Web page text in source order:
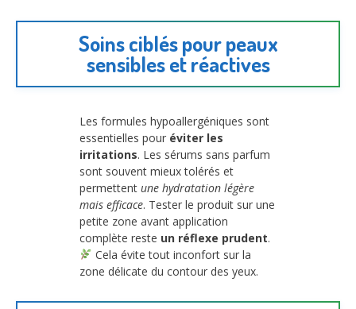
Soins ciblés pour peaux
sensibles et réactives
Les formules hypoallergéniques sont
essentielles pour éviter les
irritations. Les sérums sans parfum
sont souvent mieux tolérés et
permettent une hydratation légère
mais efficace. Tester le produit sur une
petite zone avant application
complète reste un réflexe prudent.
Cela évite tout inconfort sur la
zone délicate du contour des yeux.